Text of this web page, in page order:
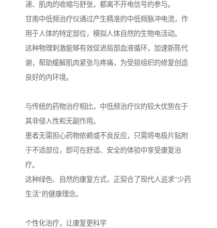
递、肌肉的收缩与舒张，都离不开电信号的参与。
甘南中低频治疗仪通过产生精准的中低频脉冲电流，作
用于人体的特定部位，模拟人体自然的生物电活动。
这种物理刺激能够有效促进局部血液循环，加速新陈代
谢，帮助缓解肌肉紧张与疼痛，为受损组织的修复创造
良好的内环境。
与传统的药物治疗相比，中低频治疗仪的较大优势在于
其非侵入性和无副作用。
患者无需担心药物依赖或不良反应，只需将电极片贴附
于不适部位，即可在舒适、安全的体验中享受康复治
疗。
这种绿色、自然的康复方式，正契合了现代人追求“少药
生活”的健康理念。
个性化治疗，让康复更科学